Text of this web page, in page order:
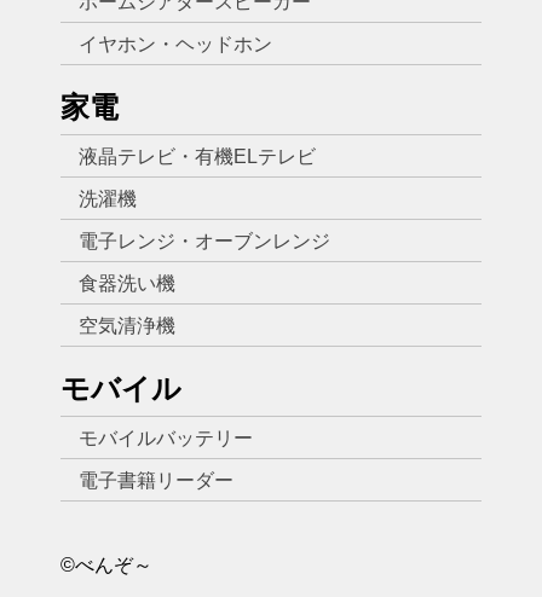
イヤホン・ヘッドホン
家電
液晶テレビ・有機ELテレビ
洗濯機
電子レンジ・オーブンレンジ
食器洗い機
空気清浄機
モバイル
モバイルバッテリー
電子書籍リーダー
©べんぞ～